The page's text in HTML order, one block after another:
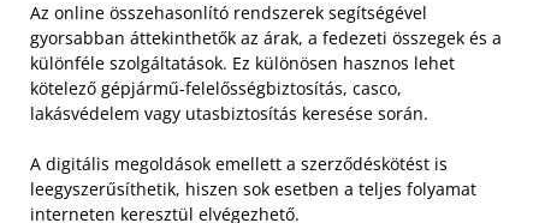
Az online összehasonlító rendszerek segítségével
gyorsabban áttekinthetők az árak, a fedezeti összegek és a
különféle szolgáltatások. Ez különösen hasznos lehet
kötelező gépjármű-felelősségbiztosítás, casco,
lakásvédelem vagy utasbiztosítás keresése során.
A digitális megoldások emellett a szerződéskötést is
leegyszerűsíthetik, hiszen sok esetben a teljes folyamat
interneten keresztül elvégezhető.